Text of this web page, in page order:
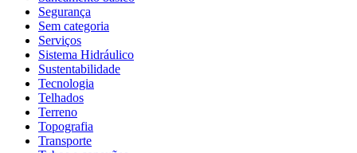
Segurança
Sem categoria
Serviços
Sistema Hidráulico
Sustentabilidade
Tecnologia
Telhados
Terreno
Topografia
Transporte